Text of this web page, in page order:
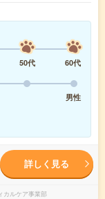
50代
60代
男性
詳しく見る
ルケア事業部